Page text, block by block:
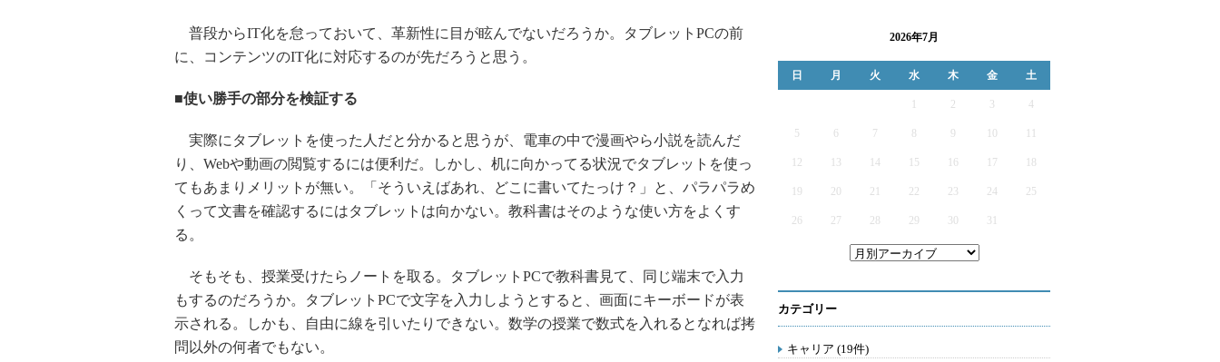
普段からIT化を怠っておいて、革新性に目が眩んでないだろうか。タブレットPCの前
に、コンテンツのIT化に対応するのが先だろうと思う。
■使い勝手の部分を検証する
実際にタブレットを使った人だと分かると思うが、電車の中で漫画やら小説を読んだ
り、Webや動画の閲覧するには便利だ。しかし、机に向かってる状況でタブレットを使っ
てもあまりメリットが無い。「そういえばあれ、どこに書いてたっけ？」と、パラパラめ
くって文書を確認するにはタブレットは向かない。教科書はそのような使い方をよくす
る。
そもそも、授業受けたらノートを取る。タブレットPCで教科書見て、同じ端末で入力
もするのだろうか。タブレットPCで文字を入力しようとすると、画面にキーボードが表
示される。しかも、自由に線を引いたりできない。数学の授業で数式を入れるとなれば拷
問以外の何者でもない。
2026年7月
日 月 火 水 木 金 土
2 3 4
5 6 7 9
12 13 14 15 16 17
19 20 21 22 23 24 25
26 27 28 29 30 31
カテゴリー
キャリア (19件)